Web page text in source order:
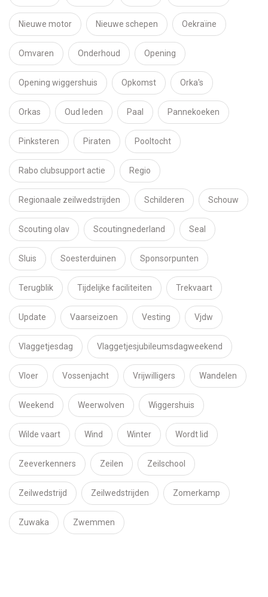
Nieuwe motor Nieuwe schepen Oekraïne
Omvaren Onderhoud Opening
Opening wiggershuis Opkomst Orka's
Orkas Oud leden Paal Pannekoeken
Pinksteren Piraten Pooltocht
Rabo clubsupport actie Regio
Regionaale zeilwedstrijden Schilderen Schouw
Scouting olav Scoutingnederland Seal
Sluis Soesterduinen Sponsorpunten
Terugblik Tijdelijke faciliteiten Trekvaart
Update Vaarseizoen Vesting Vjdw
Vlaggetjesdag Vlaggetjesjubileumsdagweekend
Vloer Vossenjacht Vrijwilligers Wandelen
Weekend Weerwolven Wiggershuis
Wilde vaart Wind Winter Wordt lid
Zeeverkenners Zeilen Zeilschool
Zeilwedstrijd Zeilwedstrijden Zomerkamp
Zuwaka Zwemmen